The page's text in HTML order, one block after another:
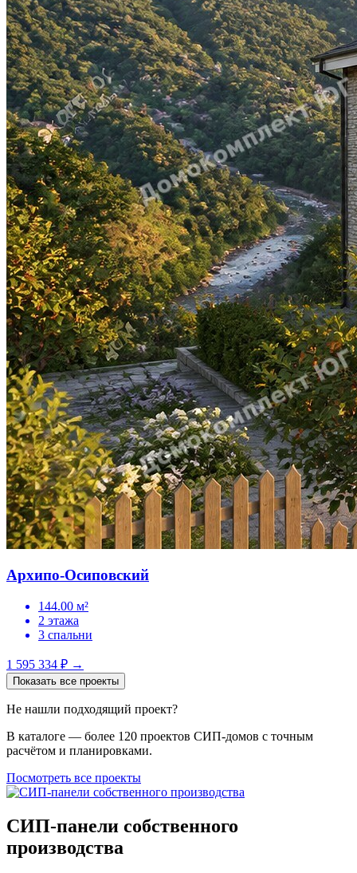
Архипо-Осиповский
144.00 м²
2 этажа
3 спальни
1 595 334 ₽ →
Показать все проекты
Не нашли подходящий проект?
В каталоге — более 120 проектов СИП-домов с точным
расчётом и планировками.
Посмотреть все проекты
СИП-панели собственного
производства